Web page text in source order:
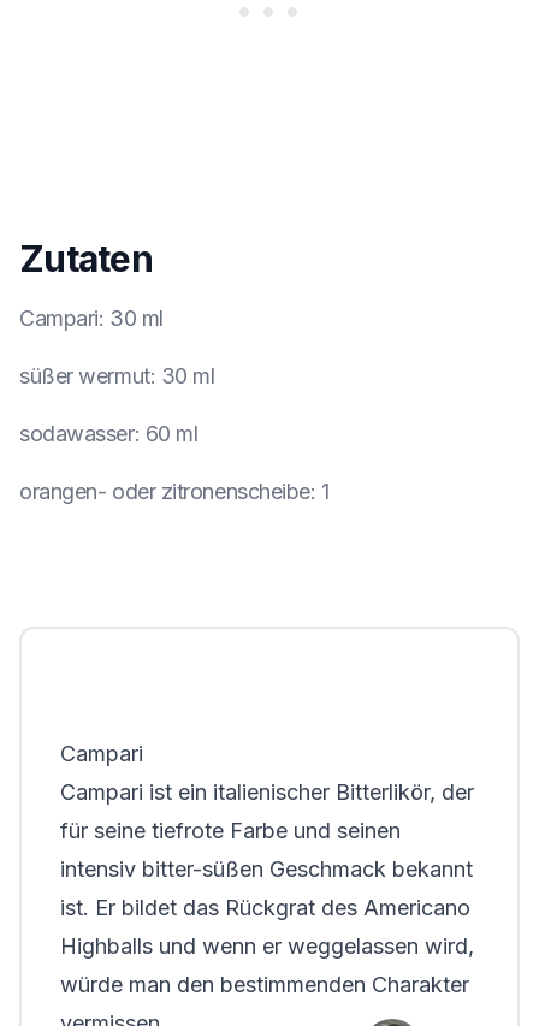
Zutaten
Campari: 30 ml
süßer wermut: 30 ml
sodawasser: 60 ml
orangen- oder zitronenscheibe: 1
Campari
Campari ist ein italienischer Bitterlikör, der
für seine tiefrote Farbe und seinen
intensiv bitter-süßen Geschmack bekannt
ist. Er bildet das Rückgrat des Americano
Highballs und wenn er weggelassen wird,
würde man den bestimmenden Charakter